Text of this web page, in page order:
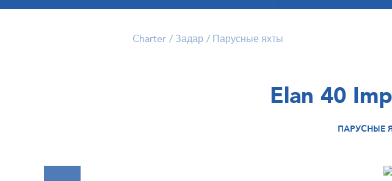
Charter Задар Парусные яхты
Elan 40
ПАРУСНЫЕ